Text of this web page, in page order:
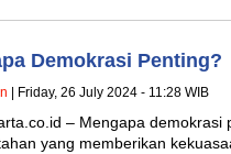
Demokrasi Penting?
| Friday, 26 July 2024 - 11:28 WIB
– Mengapa demokrasi
yang memberikan